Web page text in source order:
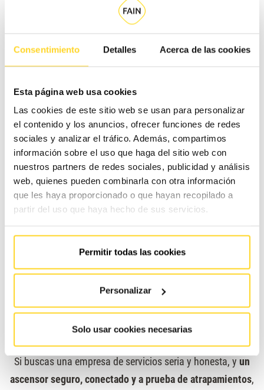
Consentimiento Detalles Acerca de las cookies
Esta página web usa cookies
Las cookies de este sitio web se usan para personalizar
el contenido y los anuncios, ofrecer funciones de redes
sociales y analizar el tráfico. Además, compartimos
información sobre el uso que haga del sitio web con
nuestros partners de redes sociales, publicidad y análisis
web, quienes pueden combinarla con otra información
que les haya proporcionado o que hayan recopilado a
partir del uso que haya hecho de sus servicios.
Permitir todas las cookies
Personalizar
Solo usar cookies necesarias
Año tras año realizamos unseguimiento exhaustivo de su
consecución , a fin de discernir si alguno precisa de una
Cada uno de estos compromisos lleva aparejado un
de servicioque los diferentes equipos implicados miden
diariamente. Esto es posible gracias a la tecnología, a
nuestros técnicos 2.0 y al importante papel de nuestro
Centro de Atención al Cliente.
Si buscas una empresa de servicios seria y honesta, y un
ascensor seguro, conectado y a prueba de atrapamientos,